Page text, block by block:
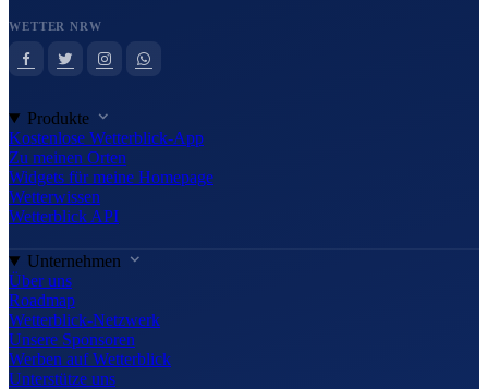
WETTER NRW
Produkte
Kostenlose Wetterblick-App
Zu meinen Orten
Widgets für meine Homepage
Wetterwissen
Wetterblick API
Unternehmen
Über uns
Roadmap
Wetterblick-Netzwerk
Unsere Sponsoren
Werben auf Wetterblick
Unterstütze uns